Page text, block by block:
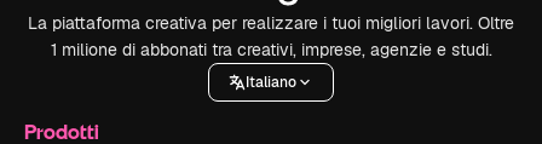
La piattaforma creativa per realizzare i tuoi migliori lavori. Oltre
1 milione di abbonati tra creativi, imprese, agenzie e studi.
Italiano
Prodotti